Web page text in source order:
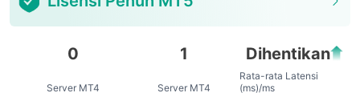
0
Server MT4
1
Server MT4
Dihentikan
Rata-rata Latensi
(ms)/ms